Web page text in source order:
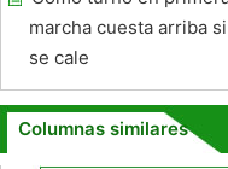
marcha cuesta arriba
se cale
Columnas similares